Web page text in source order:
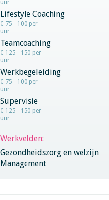
uur
Lifestyle Coaching
€ 75 - 100 per
uur
Teamcoaching
€ 125 - 150 per
uur
Werkbegeleiding
€ 75 - 100 per
uur
Supervisie
€ 125 - 150 per
uur
Werkvelden:
Gezondheidszorg en welzijn
Management